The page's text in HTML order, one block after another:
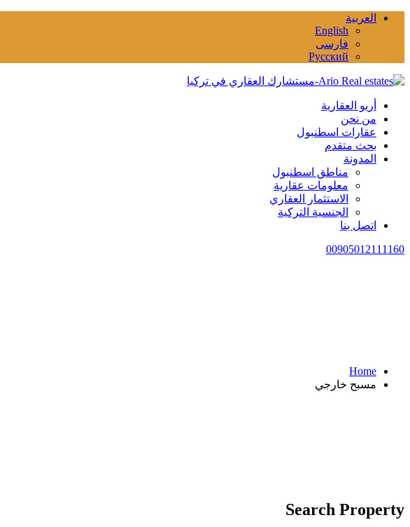
العربية
English
فارسی
Русский
أريو العقارية
من نحن
عقارات اسطنبول
بحث متقدم
المدونة
مناطق اسطنبول
معلومات عقارية
الاستثمار العقاري
الجنسية التركية
اتصل بنا
00905012111160
Home
مسبح خارجي
Search Property